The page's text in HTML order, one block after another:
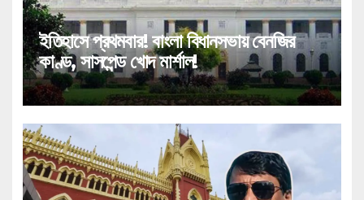
ইতিহাসে প্রথমবার! বাংলা বিধানসভায় বেনজির
কাণ্ড, সাসপেন্ড খোদ মার্শাল!